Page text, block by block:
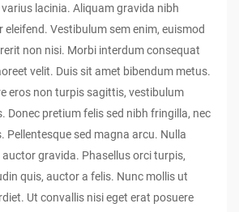
lacinia. Aliquam gravida nibh
Vestibulum sem enim, euismod
non nisi. Morbi interdum consequat
velit. Duis sit amet bibendum metus.
eros non turpis sagittis, vestibulum
Donec pretium felis sed nibh fringilla, nec
Pellentesque sed magna arcu. Nulla
gravida. Phasellus orci turpis,
quis, auctor a felis. Nunc mollis ut
Ut convallis nisi eget erat posuere